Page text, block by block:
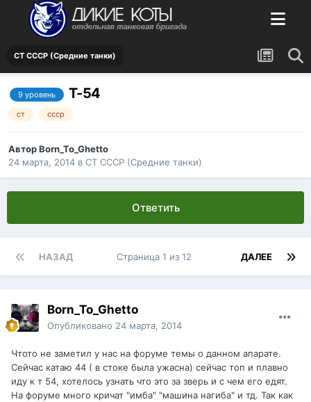
СТ СССР (Средние танки)
9 уровень Т-54
ст ссср
АвторBorn_To_Ghetto
24 марта, 2014 в СТ СССР (Средние танки)
Ответить
НАЗАД ДАЛЕЕ
Страница 1 из 12
Born_To_Ghetto
Опубликовано 24 марта, 2014
Чтото не заметил у нас на форуме темы о данном апарате.
Сейчас катаю 44 ( в стоке была ужасна) сейчас топ и плавно
иду к т 54, хотелось узнать что это за зверь и с чем его едят.
На форуме много кричат "имба" "машина нагиба" и тд. Так как